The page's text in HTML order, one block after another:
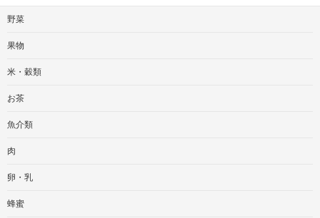
野菜
果物
米・穀類
お茶
魚介類
肉
卵・乳
蜂蜜